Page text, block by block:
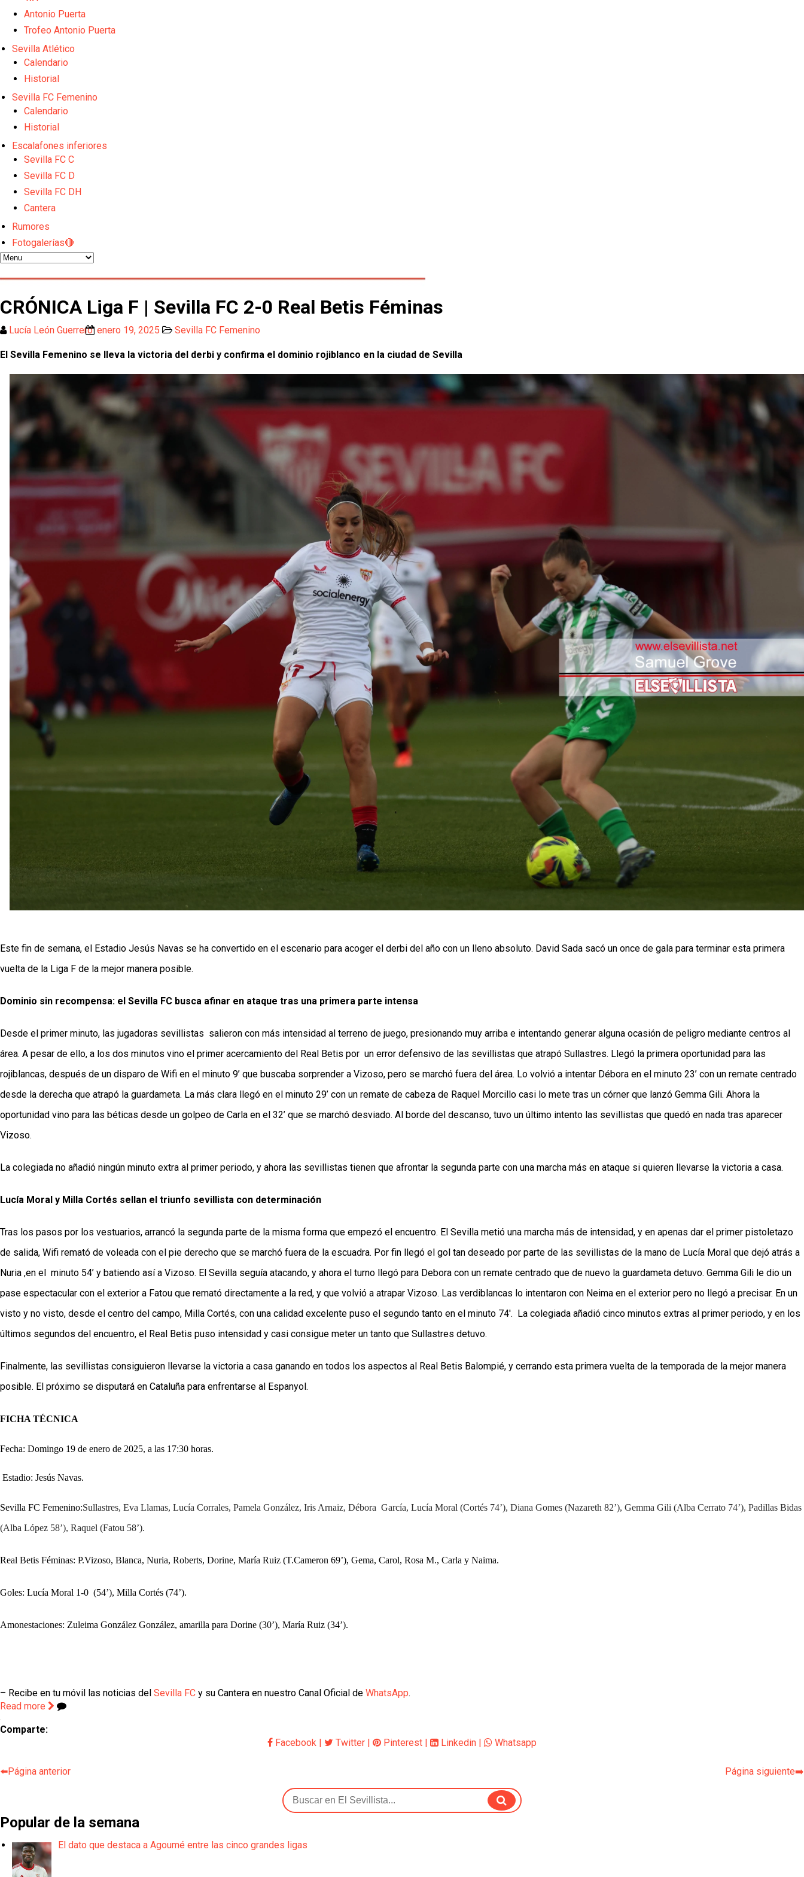
Vargas y Sow se incorporan al grupo en la sesión del martes
Odysseas Vlachodimos: “El objetivo es mejorar la temporada pasada”
El Sevilla FC empieza a inscribir a los nuevos fichajes
Opinión | "Carta abierta a Alberto Flores" por Rafa García
El Sevilla oficializa el traspaso de Sow
Antonio Puerta
Trofeo Antonio Puerta
Sevilla Atlético
Calendario
Historial
Sevilla FC Femenino
Calendario
Historial
Escalafones inferiores
Sevilla FC C
Sevilla FC D
Sevilla FC DH
Cantera
Rumores
Fotogalerías🔴
CRÓNICA Liga F | Sevilla FC 2-0 Real Betis Féminas
Lucía León Guerrero enero 19, 2025 Sevilla FC Femenino
El Sevilla Femenino se lleva la victoria del derbi y confirma el dominio rojiblanco en la ciudad de Sevilla
Este fin de semana, el Estadio Jesús Navas se ha convertido en el escenario para acoger el derbi del año con un lleno absoluto. David Sada sacó un once de gala para terminar esta primera
vuelta de la Liga F de la mejor manera posible.
Dominio sin recompensa: el Sevilla FC busca afinar en ataque tras una primera parte intensa
Desde el primer minuto, las jugadoras sevillistas  salieron con más intensidad al terreno de juego, presionando muy arriba e intentando generar alguna ocasión de peligro mediante centros al
área. A pesar de ello, a los dos minutos vino el primer acercamiento del Real Betis por  un error defensivo de las sevillistas que atrapó Sullastres. Llegó la primera oportunidad para las
rojiblancas, después de un disparo de Wifi en el minuto 9’ que buscaba sorprender a Vizoso, pero se marchó fuera del área. Lo volvió a intentar Débora en el minuto 23’ con un remate centrado
desde la derecha que atrapó la guardameta. La más clara llegó en el minuto 29’ con un remate de cabeza de Raquel Morcillo casi lo mete tras un córner que lanzó Gemma Gili. Ahora la
oportunidad vino para las béticas desde un golpeo de Carla en el 32’ que se marchó desviado. Al borde del descanso, tuvo un último intento las sevillistas que quedó en nada tras aparecer
Vizoso.
La colegiada no añadió ningún minuto extra al primer periodo, y ahora las sevillistas tienen que afrontar la segunda parte con una marcha más en ataque si quieren llevarse la victoria a casa.
Lucía Moral y Milla Cortés sellan el triunfo sevillista con determinación
Tras los pasos por los vestuarios, arrancó la segunda parte de la misma forma que empezó el encuentro. El Sevilla metió una marcha más de intensidad, y en apenas dar el primer pistoletazo
de salida, Wifi remató de voleada con el pie derecho que se marchó fuera de la escuadra. Por fin llegó el gol tan deseado por parte de las sevillistas de la mano de Lucía Moral que dejó atrás a
Nuria ,en el  minuto 54’ y batiendo así a Vizoso. El Sevilla seguía atacando, y ahora el turno llegó para Debora con un remate centrado que de nuevo la guardameta detuvo. Gemma Gili le dio un
pase espectacular con el exterior a Fatou que remató directamente a la red, y que volvió a atrapar Vizoso. Las verdiblancas lo intentaron con Neima en el exterior pero no llegó a precisar. En un
visto y no visto, desde el centro del campo, Milla Cortés, con una calidad excelente puso el segundo tanto en el minuto 74'.  La colegiada añadió cinco minutos extras al primer periodo, y en los
últimos segundos del encuentro, el Real Betis puso intensidad y casi consigue meter un tanto que Sullastres detuvo.
Finalmente, las sevillistas consiguieron llevarse la victoria a casa ganando en todos los aspectos al Real Betis Balompié, y cerrando esta primera vuelta de la temporada de la mejor manera
posible. El próximo se disputará en Cataluña para enfrentarse al Espanyol.
FICHA TÉCNICA
Fecha: Domingo 19 de enero de 2025, a las 17:30 horas.
Estadio: Jesús Navas.
Sevilla FC Femenino:Sullastres, Eva Llamas, Lucía Corrales, Pamela González, Iris Arnaiz, Débora  García, Lucía Moral (Cortés 74’), Diana Gomes (Nazareth 82’), Gemma Gili (Alba Cerrato 74’), Padillas Bidas
(Alba López 58’), Raquel (Fatou 58’).
Real Betis Féminas: P.Vizoso, Blanca, Nuria, Roberts, Dorine, María Ruiz (T.Cameron 69’), Gema, Carol, Rosa M., Carla y Naima.
Goles: Lucía Moral 1-0  (54’), Milla Cortés (74’).
Amonestaciones: Zuleima González González, amarilla para Dorine (30’), María Ruiz (34’).
– Recibe en tu móvil las noticias del Sevilla FC y su Cantera en nuestro Canal Oficial de WhatsApp.
Read more
Comparte:
Facebook | Twitter | Pinterest | Linkedin | Whatsapp
⬅️Página anterior Página siguiente➡️
Popular de la semana
El dato que destaca a Agoumé entre las cinco grandes ligas